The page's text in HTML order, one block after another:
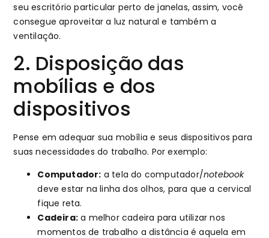
seu escritório particular perto de janelas, assim, você
consegue aproveitar a luz natural e também a
ventilação.
2. Disposição das
mobílias e dos
dispositivos
Pense em adequar sua mobília e seus dispositivos para
suas necessidades do trabalho. Por exemplo:
Computador: a tela do computador/notebook
deve estar na linha dos olhos, para que a cervical
fique reta.
Cadeira: a melhor cadeira para utilizar nos
momentos de trabalho a distância é aquela em